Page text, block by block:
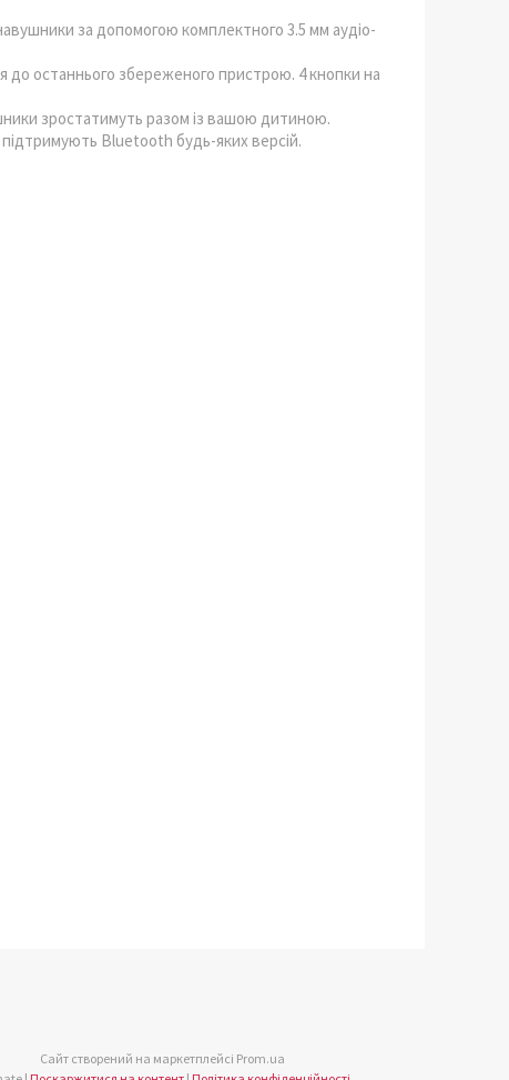
за допомогою комплектного 3.5 мм аудіо-
останнього збереженого пристрою. 4 кнопки на
зростатимуть разом із вашою дитиною.
Bluetooth будь-яких версій.
Сайт створений на маркетплейсі Prom.ua